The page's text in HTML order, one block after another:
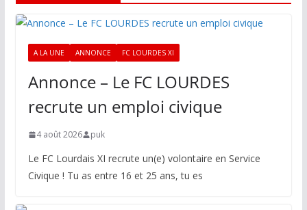
A LA UNE ANNONCE FC LOURDES XI
Annonce – Le FC LOURDES
recrute un emploi civique
4 août 2026 puk
Le FC Lourdais XI recrute un(e) volontaire en Service
Civique ! Tu as entre 16 et 25 ans, tu es